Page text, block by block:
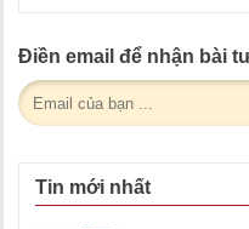
Điền email để nhận bài
Tin mới nhất